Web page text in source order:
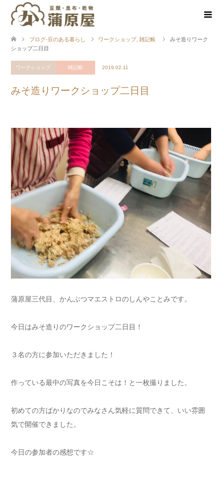
ブログ-豆のある暮らし ワークショップ, 雑記帳
みそ造りワーク
ショップ二日目
ワークショップ 雑記帳 2019.02.11
みそ造りワークショップ二日目
蒲原屋三代目、かんぶつマエストロのしんやことみです。
今日はみそ造りのワークショップ二日目！
３名の方に参加いただきました！
作っている最中の写真を今日こそは！と一枚撮りました。
初めての方ばかりなのでみなさん気軽に質問できて、いい雰囲
気で開催できました。
今日の参加者の感想です☆